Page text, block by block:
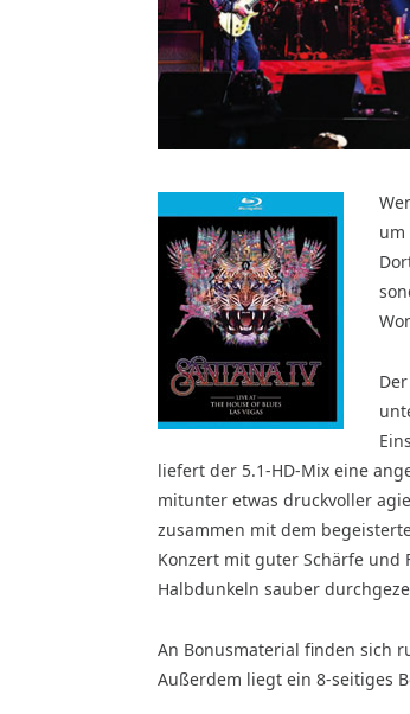
um
liefert der 5.1-HD-Mix eine
mitunter etwas druckvoller
zusammen mit dem
Konzert mit guter Schärfe und
Halbdunkeln sauber
An Bonusmaterial finden sich
Außerdem liegt ein 8-seitiges